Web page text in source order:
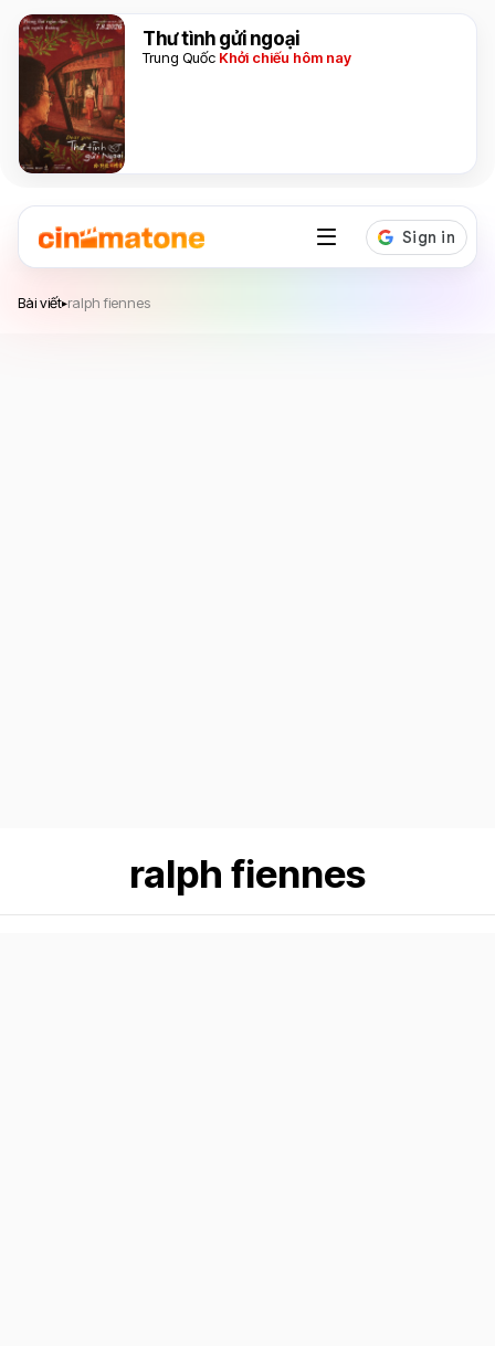
Thư tình gửi ngoại
Trung Quốc Khởi chiếu hôm nay
Bài viết▸ralph fiennes
ralph fiennes